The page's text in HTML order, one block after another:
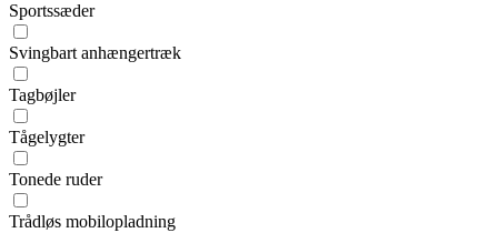
Sportssæder
Svingbart anhængertræk
Tagbøjler
Tågelygter
Tonede ruder
Trådløs mobilopladning